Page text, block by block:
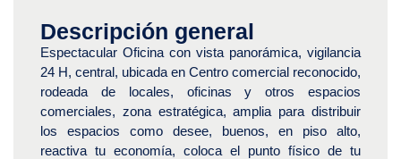
Descripción general
Espectacular Oficina con vista panorámica, vigilancia
24 H, central, ubicada en Centro comercial reconocido,
rodeada de locales, oficinas y otros espacios
comerciales, zona estratégica, amplia para distribuir
los espacios como desee, buenos, en piso alto,
reactiva tu economía, coloca el punto físico de tu